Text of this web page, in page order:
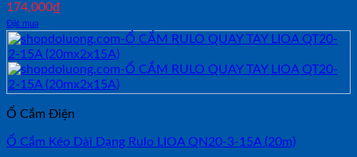
174,000₫
Đặt mua
Ổ Cắm Điện
Ổ Cắm Kéo Dài Dạng Rulo LIOA QN20-3-15A (20m)